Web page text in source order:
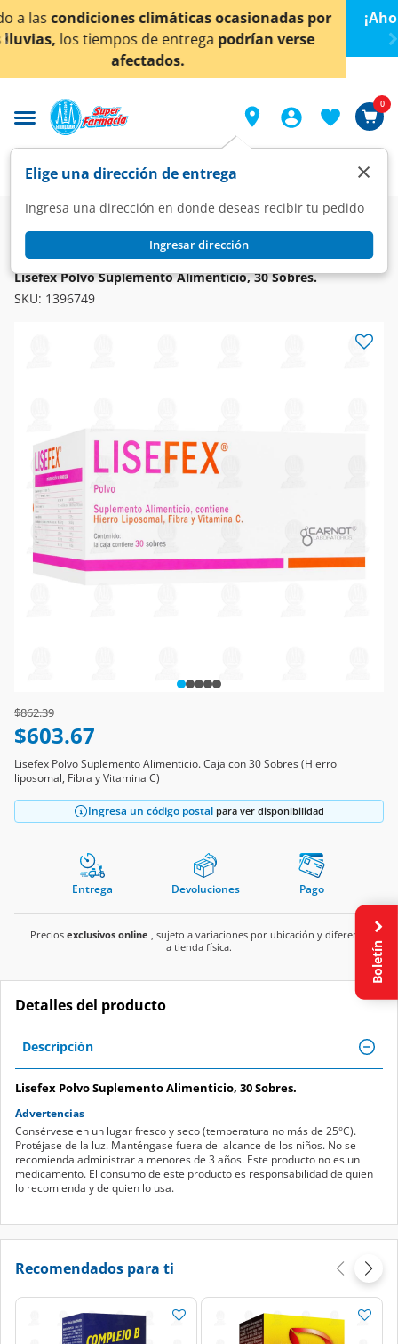
< div class="carousel-inner">
por
verse
¡Ahora también en Aguascalientes! Da
conocer detalles.
Elige una dirección de entrega
Ingresa una dirección en donde deseas recibir tu pedido
Ingresar dirección
×
0
Farmacia
Vitaminas y Suplementos
Suplementos Alimenticios
LISEFEX
Lisefex Polvo Suplemento Alimenticio, 30 Sobres.
SKU: 1396749
Price reduced from
$862.39to
$603.67
Lisefex Polvo Suplemento Alimenticio. Caja con 30 Sobres (Hierro
liposomal, Fibra y Vitamina C)
Ingresa un código postal para ver disponibilidad
Entrega Devoluciones Pago
Precios exclusivos online , sujeto a variaciones por ubicación y diferente
a tienda física.
Detalles del producto
Descripción
Lisefex Polvo Suplemento Alimenticio, 30 Sobres.
Advertencias
Consérvese en un lugar fresco y seco (temperatura no más de 25°C).
Protéjase de la luz. Manténgase fuera del alcance de los niños. No se
recomienda administrar a menores de 3 años. Este producto no es un
medicamento. El consumo de este producto es responsabilidad de quien
lo recomienda y de quien lo usa.
Recomendados para ti
Boletín